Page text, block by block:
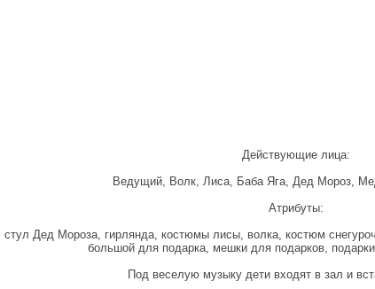
Действующие лица:
Ведущий, Волк, Лиса, Баба Яга, Дед Мороз,
Атрибуты:
стул Дед Мороза, гирлянда, костюмы лисы, волка, костюм
большой для подарка, мешки для подарков,
Под веселую музыку дети входят в зал и